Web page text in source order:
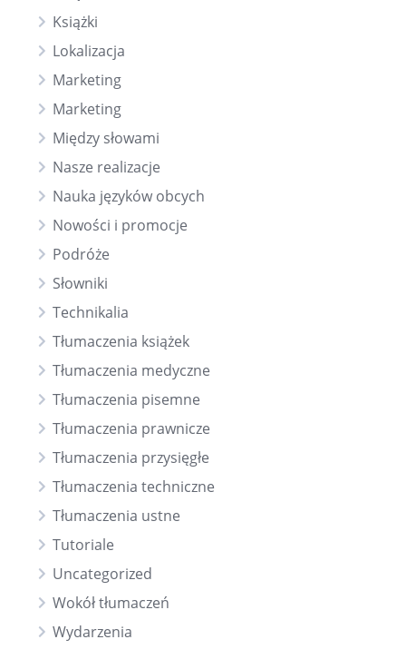
Książki
Lokalizacja
Marketing
Marketing
Między słowami
Nasze realizacje
Nauka języków obcych
Nowości i promocje
Podróże
Słowniki
Technikalia
Tłumaczenia książek
Tłumaczenia medyczne
Tłumaczenia pisemne
Tłumaczenia prawnicze
Tłumaczenia przysięgłe
Tłumaczenia techniczne
Tłumaczenia ustne
Tutoriale
Uncategorized
Wokół tłumaczeń
Wydarzenia